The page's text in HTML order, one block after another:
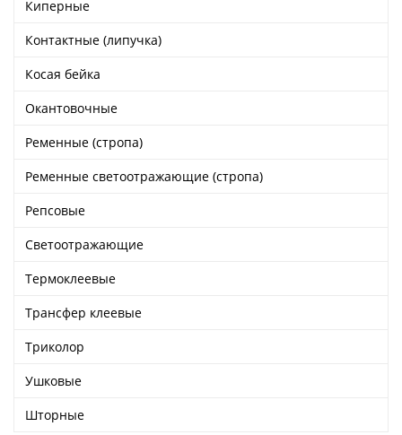
Киперные
Контактные (липучка)
Косая бейка
Окантовочные
Ременные (стропа)
Ременные светоотражающие (стропа)
Репсовые
Светоотражающие
Термоклеевые
Трансфер клеевые
Триколор
Ушковые
Шторные
Ушковые
Цепочки шарики с замком
Ткани
Сумочная фурнитура